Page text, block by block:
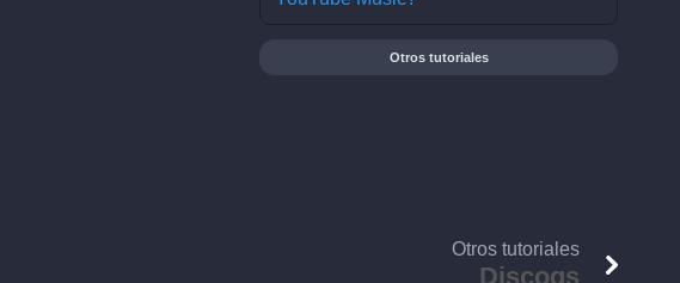
Otros tutoriales
Otros tutoriales
Discogs